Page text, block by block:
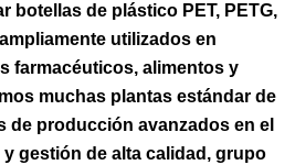
botellas de plástico PET, PETG,
utilizados en
farmacéuticos, alimentos y
muchas plantas estándar de
de producción avanzados en el
gestión de alta calidad, grupo